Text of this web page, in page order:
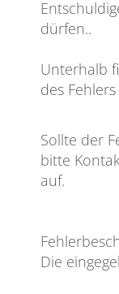
dürfen..
Unterhalb
des
Sollte der
bitte
auf.
Die